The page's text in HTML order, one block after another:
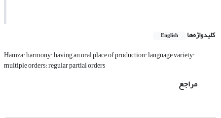
کلیدواژه‌ها English
Hamza: harmony: having an oral place of production: language variety:
multiple orders: regular partial orders
مراجع